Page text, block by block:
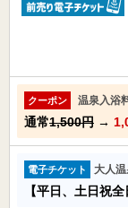
クーポン 温泉入浴
通常1,500円 →
電子チケット 大人
【平日、土日祝